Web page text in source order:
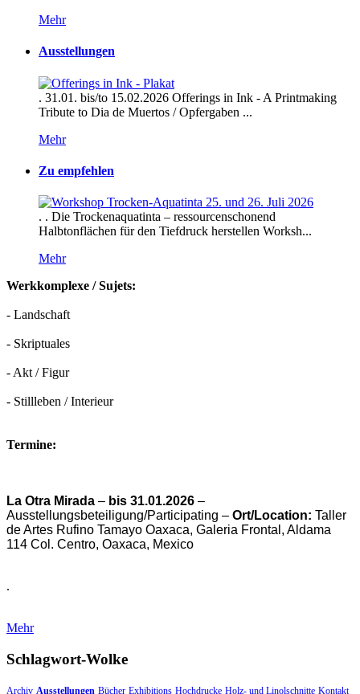
Mehr
Ausstellungen
. 31.01. bis/to 15.02.2026 Offerings in Ink - A Printmaking
Tribute to Dia de Muertos / Opfergaben ...
Mehr
Zu empfehlen
. . Die Trockenaquatinta – ressourcenschonend
Halbtonflächen für den Tiefdruck herstellen Worksh...
Mehr
Werkkomplexe / Sujets:
- Landschaft
- Skriptuales
- Akt / Figur
- Stillleben / Interieur
Termine:
La Otra Mirada – bis 31.01.2026 –
Ausstellungsbeteiligung/Participating – Ort/Location: Taller
de Artes Rufino Tamayo Oaxaca, Galeria Frontal, Aldama
114 Col. Centro, Oaxaca, Mexico
.
Mehr
Schlagwort-Wolke
Archiv Ausstellungen Bücher Exhibitions Hochdrucke Holz- und Linolschnitte Kontakt